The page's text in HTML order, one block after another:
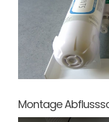
Montage